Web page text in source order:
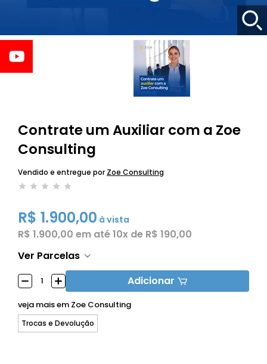
Contrate um Auxiliar com a Zoe
Consulting
Vendido e entregue por Zoe Consulting
R$ 1.900,00 à vista
R$ 1.900,00 em até10x de R$ 190,00
Ver Parcelas
Adicionar
veja mais em Zoe Consulting
Trocas e Devolução